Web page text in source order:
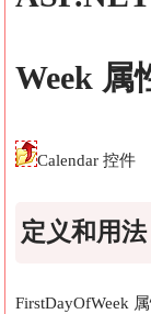
Week 属
Calendar 控件
定义和用法
FirstDayOfWeek